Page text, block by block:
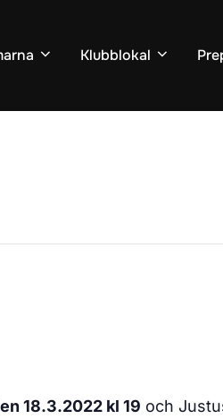
Klubblokal
18.3.2022 kl 19 och